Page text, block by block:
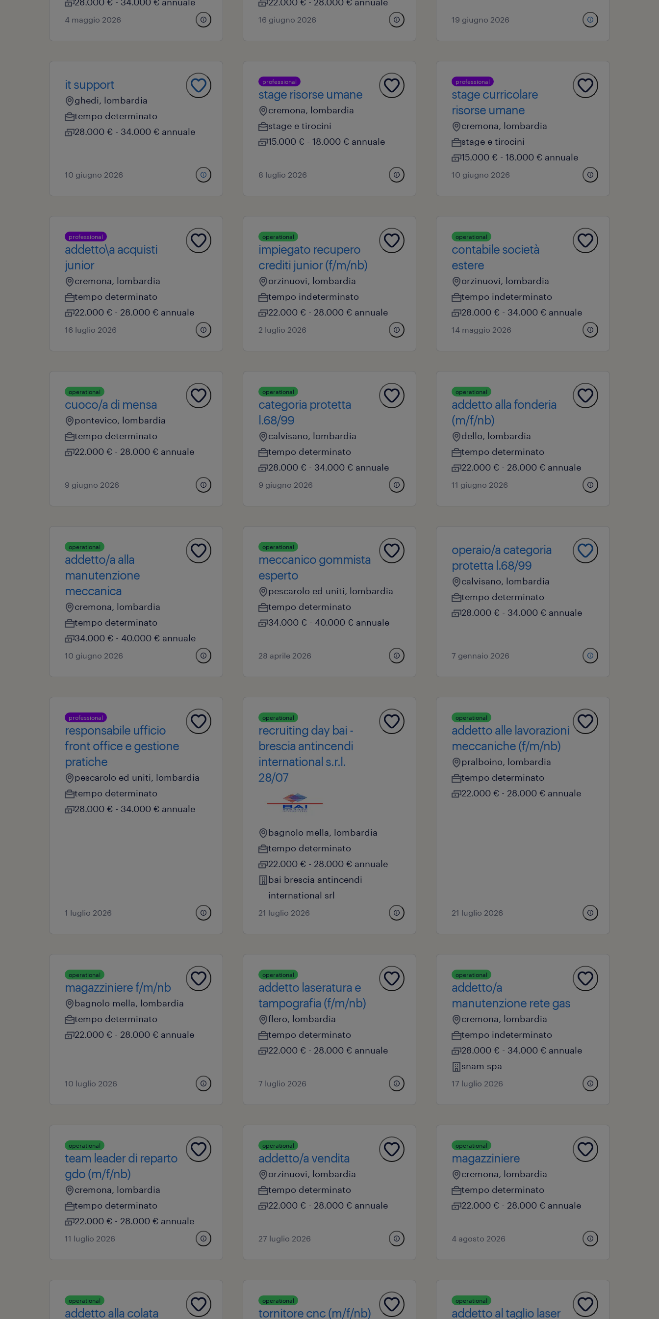
4 maggio 2026 16 giugno 2026 19 giugno 2026
it support
ghedi, lombardia
tempo determinato
28.000 € - 34.000 € annuale
10 giugno 2026
professional
stage risorse umane
cremona, lombardia
stage e tirocini
15.000 € - 18.000 € annuale
8 luglio 2026
professional
stage curricolare
risorse umane
cremona, lombardia
stage e tirocini
15.000 € - 18.000 € annuale
10 giugno 2026
professional
addetto\a acquisti
junior
cremona, lombardia
tempo determinato
22.000 € - 28.000 € annuale
16 luglio 2026
operational
impiegato recupero
crediti junior (f/m/nb)
orzinuovi, lombardia
tempo indeterminato
22.000 € - 28.000 € annuale
2 luglio 2026
operational
contabile società
estere
orzinuovi, lombardia
tempo indeterminato
28.000 € - 34.000 € annuale
14 maggio 2026
operational
cuoco/a di mensa
pontevico, lombardia
tempo determinato
22.000 € - 28.000 € annuale
9 giugno 2026
operational
categoria protetta
l.68/99
calvisano, lombardia
tempo determinato
28.000 € - 34.000 € annuale
9 giugno 2026
operational
addetto alla fonderia
(m/f/nb)
dello, lombardia
tempo determinato
22.000 € - 28.000 € annuale
11 giugno 2026
operational
addetto/a alla
manutenzione
meccanica
cremona, lombardia
tempo determinato
34.000 € - 40.000 € annuale
10 giugno 2026
operational
meccanico gommista
esperto
pescarolo ed uniti, lombardia
tempo determinato
34.000 € - 40.000 € annuale
28 aprile 2026
operaio/a categoria
protetta l.68/99
calvisano, lombardia
tempo determinato
28.000 € - 34.000 € annuale
7 gennaio 2026
professional
responsabile ufficio
front office e gestione
pratiche
pescarolo ed uniti, lombardia
tempo determinato
28.000 € - 34.000 € annuale
1 luglio 2026
operational
recruiting day bai -
brescia antincendi
international s.r.l.
28/07
bagnolo mella, lombardia
tempo determinato
22.000 € - 28.000 € annuale
bai brescia antincendi
international srl
21 luglio 2026
operational
addetto alle lavorazioni
meccaniche (f/m/nb)
pralboino, lombardia
tempo determinato
22.000 € - 28.000 € annuale
21 luglio 2026
operational
magazziniere f/m/nb
bagnolo mella, lombardia
tempo determinato
22.000 € - 28.000 € annuale
10 luglio 2026
operational
addetto laseratura e
tampografia (f/m/nb)
flero, lombardia
tempo determinato
22.000 € - 28.000 € annuale
7 luglio 2026
operational
addetto/a
manutenzione rete gas
cremona, lombardia
tempo indeterminato
28.000 € - 34.000 € annuale
snam spa
17 luglio 2026
operational
team leader di reparto
gdo (m/f/nb)
cremona, lombardia
tempo determinato
22.000 € - 28.000 € annuale
11 luglio 2026
operational
addetto/a vendita
orzinuovi, lombardia
tempo determinato
22.000 € - 28.000 € annuale
27 luglio 2026
operational
magazziniere
cremona, lombardia
tempo determinato
22.000 € - 28.000 € annuale
4 agosto 2026
operational
addetto alla colata
operational
tornitore cnc (m/f/nb)
operational
addetto al taglio laser